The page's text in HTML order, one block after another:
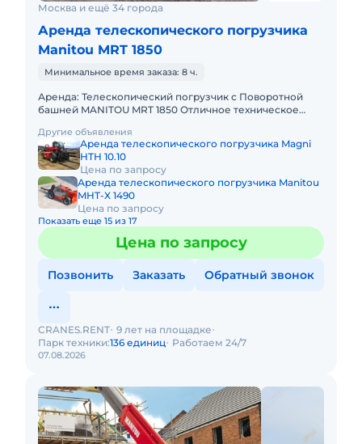
Москва и ещё 34 города
Аренда телескопического погрузчика
Manitou MRT 1850
Минимальное время заказа: 8 ч.
Аренда: Телескопический погрузчик с Поворотной
башней MANITOU MRT 1850 Отличное техническое
ковш, люлька, к
Другие объявления
Аренда телескопического погрузчика Magni
HTH 10.10
Цена по запросу
Аренда телескопического погрузчика Manitou
MHT-X 1490
Цена по запросу
Показать еще 15 из 17
Цена по запросу
Позвонить Заказать Обратный звонок
07.08.2026
CRANES.RENT 9 лет на площадке
Парк техники:136 единиц Работаем 24/7